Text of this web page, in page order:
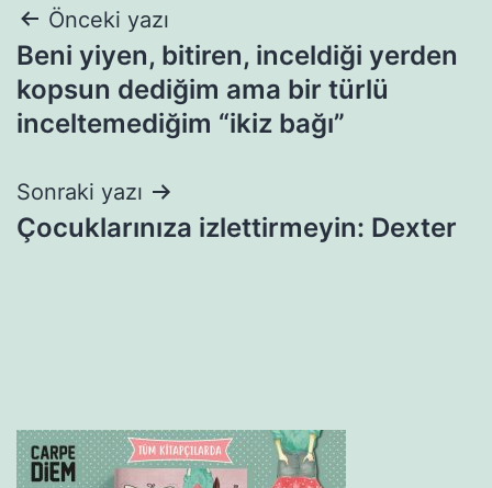
Yazı
gezinmesi
Önceki yazı
Beni yiyen, bitiren, inceldiği yerden
kopsun dediğim ama bir türlü
inceltemediğim “ikiz bağı”
Sonraki yazı
Çocuklarınıza izlettirmeyin: Dexter